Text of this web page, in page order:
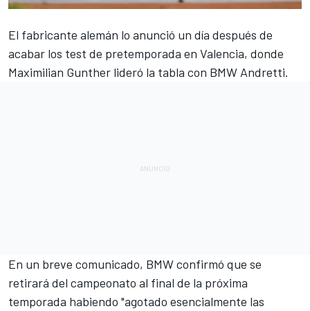
El fabricante alemán lo anunció un día después de
acabar los test de pretemporada en Valencia, donde
Maximilian Gunther lideró la tabla con BMW Andretti.
En un breve comunicado, BMW confirmó que se
retirará del campeonato al final de la próxima
temporada habiendo "agotado esencialmente las